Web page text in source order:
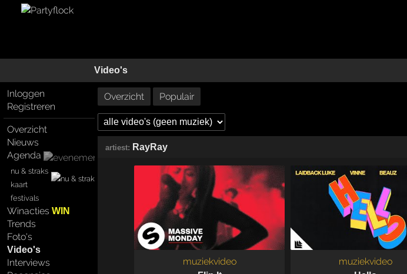
Video's
Inloggen
Registreren
Overzicht
Nieuws
Agenda
nu & straks
kaart
festivals
WinactiesWIN
Trends
Foto's
Video's
Interviews
Overzicht Populair
artiest: RayRay
muziekvideo muziekvideo